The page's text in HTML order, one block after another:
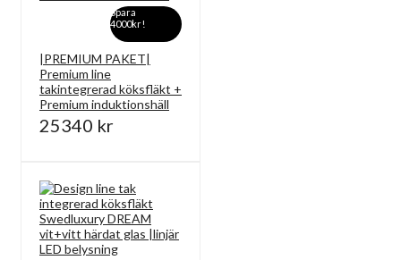
Spara
4000kr!
|PREMIUM PAKET|
Premium line
takintegrerad köksfläkt +
Premium induktionshäll
25340 kr